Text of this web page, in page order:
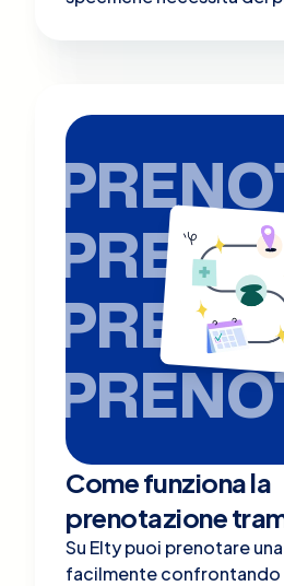
Come funziona la
prenotazione
Su Elty puoi prenotare
facilmente confrontando